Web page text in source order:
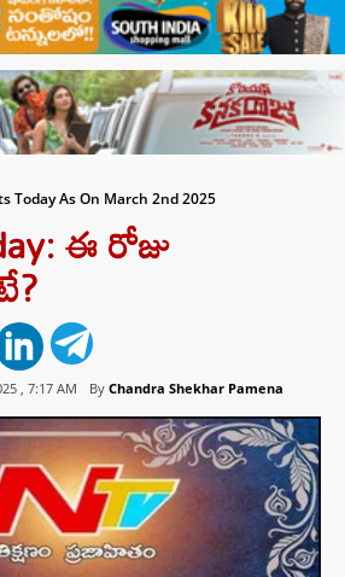
Today As On March 2nd 2025
ఈ రోజు
, 7:17 AM By Chandra Shekhar Pamena